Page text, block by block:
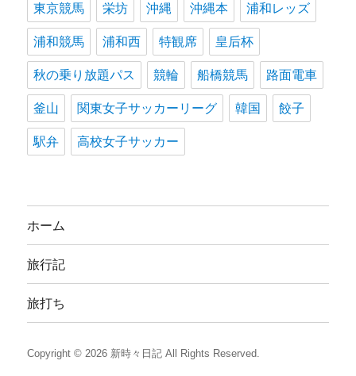
東京競馬 栄坊 沖縄 沖縄本 浦和レッズ
浦和競馬 浦和西 特観席 皇后杯
秋の乗り放題パス 競輪 船橋競馬 路面電車
釜山 関東女子サッカーリーグ 韓国 餃子
駅弁 高校女子サッカー
ホーム
旅行記
旅打ち
Copyright © 2026 新時々日記 All Rights Reserved.